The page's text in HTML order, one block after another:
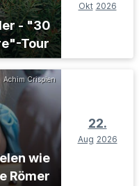
- "30
Tour
Okt 2026
Achim Crispien
wie
Römer
22.
Aug 2026